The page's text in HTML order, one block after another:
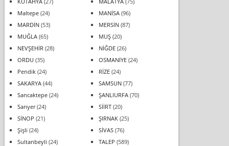
Maltepe(24) MANİSA(96)
MARDİN(53) MERSİN(87)
MUĞLA(65) MUŞ(20)
NEVŞEHİR (28) NİĞDE(26)
ORDU (35) OSMANİYE(24)
Pendik(24) RİZE(24)
SAKARYA(44) SAMSUN(77)
Sancaktepe(24) ŞANLIURFA(70)
Sarıyer(24) SİİRT(20)
SİNOP (21) ŞIRNAK(25)
Şişli (24) SİVAS(76)
Sultanbeyli (24) TALEP (589)